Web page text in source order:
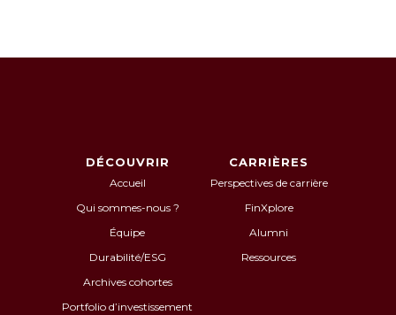
DÉCOUVRIR
Accueil
Qui sommes-nous ?
Équipe
Durabilité/ESG
Archives cohortes
Portfolio d’investissement
CARRIÈRES
Perspectives de carrière
FinXplore
Alumni
Ressources